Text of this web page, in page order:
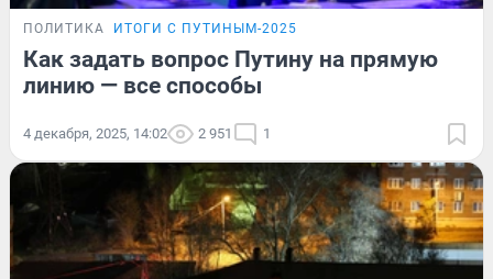
ПОЛИТИКА ИТОГИ С ПУТИНЫМ-2025
Как задать вопрос Путину на прямую
линию — все способы
4 декабря, 2025, 14:02 2 951 1